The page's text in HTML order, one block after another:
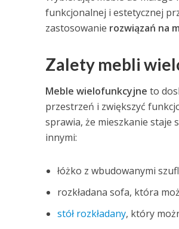
funkcjonalnej i estetycznej
zastosowanie rozwiązań na
Zalety mebli
Meble wielofunkcyjne to
przestrzeń i zwiększyć
sprawia, że mieszkanie staje
innymi:
łóżko z wbudowanymi
rozkładana sofa, która
stół rozkładany, który